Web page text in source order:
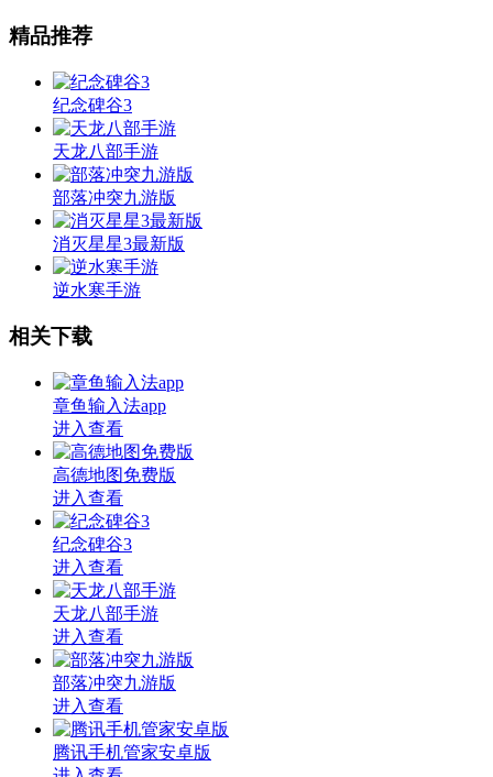
精品推荐
纪念碑谷3
天龙八部手游
部落冲突九游版
消灭星星3最新版
逆水寒手游
相关下载
章鱼输入法app
进入查看
高德地图免费版
进入查看
纪念碑谷3
进入查看
天龙八部手游
进入查看
部落冲突九游版
进入查看
腾讯手机管家安卓版